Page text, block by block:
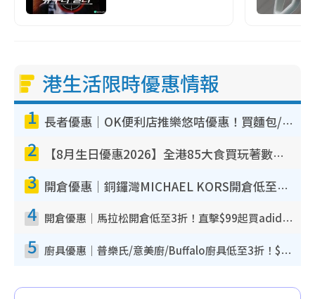
港生活限時優惠情報
1 長者優惠｜OK便利店推樂悠咭優惠！買麵包/牛奶/保健品拍卡即減
2 【8月生日優惠2026】全港85大食買玩著數攻略 自助餐/火鍋放題同行免費＋誠品/DONKI送現金券
3 開倉優惠｜銅鑼灣MICHAEL KORS開倉低至17折！直擊$500起買手袋/銀包/鞋款 必買經典Jet Set系列
4 開倉優惠｜馬拉松開倉低至3折！直擊$99起買adidas／New Balance／Puma鞋款 STANLEY保溫杯劈價至$119起
5 廚具優惠｜普樂氏/意美廚/Buffalo廚具低至3折！$89起買煎鍋／炒鑊／個人鍋 同場小家電激減至$99起